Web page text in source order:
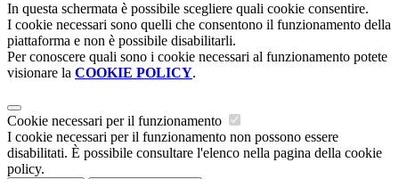
In questa schermata è possibile scegliere quali cookie consentire.
I cookie necessari sono quelli che consentono il funzionamento della
piattaforma e non è possibile disabilitarli.
Per conoscere quali sono i cookie necessari al funzionamento potete
visionare la COOKIE POLICY.
Cookie necessari per il funzionamento
I cookie necessari per il funzionamento non possono essere
disabilitati. È possibile consultare l'elenco nella pagina della cookie
policy.